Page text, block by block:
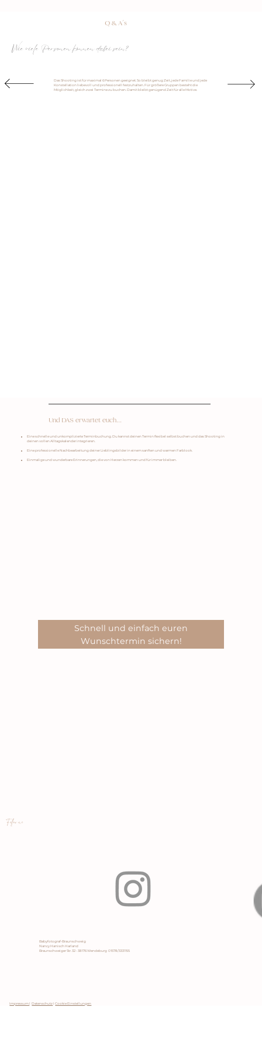
Q & A´s
Wie viele Personen können dabei sein?
Das Shooting ist für maximal 6 Personen geeignet. So bleibt genug Zeit, jede Familie und jede
Konstellation liebevoll und professionell festzuhalten. Für größere Gruppen besteht die
Möglichkeit, gleich zwei Termine zu buchen. Damit bleibt genügend Zeit für alle Motive.
Eine schnelle und unkomplizierte Terminbuchung. Du kannst deinen Termin flexibel selbst buchen und das Shooting in
deinen vollen Alltagskalender integrieren.
Eine professionelle Nachbearbeitung deiner Lieblingsbilder in einem sanften und warmen Farblook.
Einmalige und wunderbare Erinnerungen, die von Herzen kommen und für immer bleiben.
Schnell und einfach euren
Wunschtermin sichern!
Und DAS erwartet euch...
Follow me
Babyfotograf-Braunschweig
Nancy Hanisch Harland
Braunschweiger Str. 32 - 38176 Wendeburg 01578/3331155
ImpressumIDatenschutzICookie Einstellungen